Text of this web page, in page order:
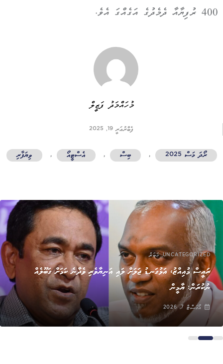
400 ރުފިޔާއާ ދެމެދުގެ އަގެއްގަ އެވެ.
މުހައްމަދު ފަޒީލް
ފެބްރުއަރީ 19, 2025
ރޯދަ މަސް 2025 , ބިސް , އެސްޓީއޯ , ވިޔަފާރި
UNCATEGORIZED
,ޚަބަރު
ރައީސް މުއިއްޒު، އަޅުގަނޑު ޖަލަށް ލައި އަނިޔާވެރި ވެދާނެ ކަމަށް ގަބޫލެއް
ނުކުރަން: ޔާމީން
އޯގަސްޓް 7, 2026